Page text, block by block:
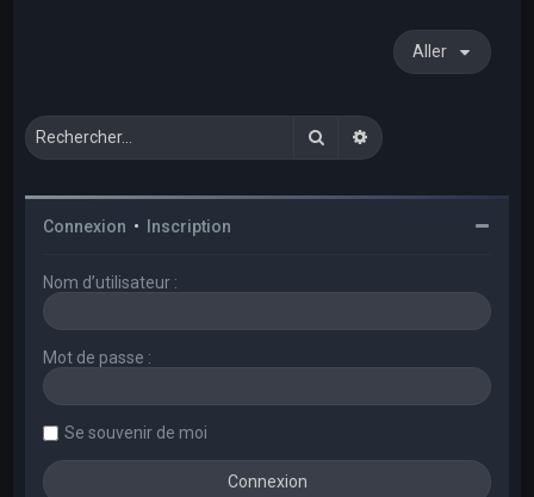
Aller
RechercherRecherche avancée
Connexion • Inscription
Nom d’utilisateur :
Mot de passe :
Se souvenir de moi